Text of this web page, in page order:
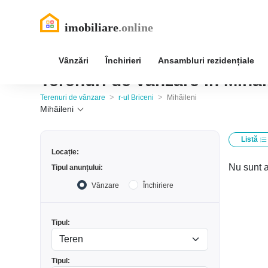
Vânzări Închirieri Ansambluri rezidențiale
Terenuri de vânzare în
Terenuri de vânzare > r-ul Briceni > Mihăileni
Mihăileni
Locație:
Tipul anunțului:
Vânzare Închiriere
Tipul:
Tipul:
Listă
Nu sunt